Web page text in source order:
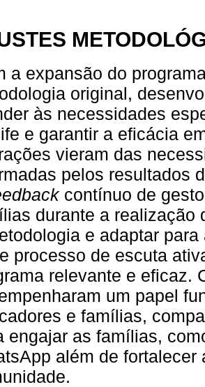
a expansão do
original,
às necessidades
e garantir a eficácia
vieram das
pelos resultados
contínuo de
durante a realização
e adaptar
processo de escuta
relevante e eficaz.
um papel
e famílias,
engajar as famílias,
além de